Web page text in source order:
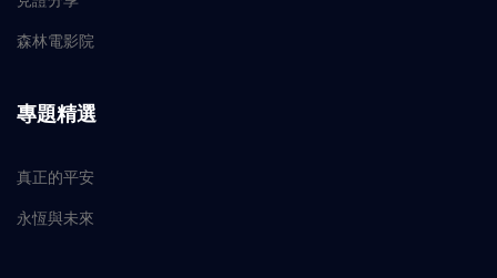
森林電影院
專題精選
真正的平安
永恆與未來